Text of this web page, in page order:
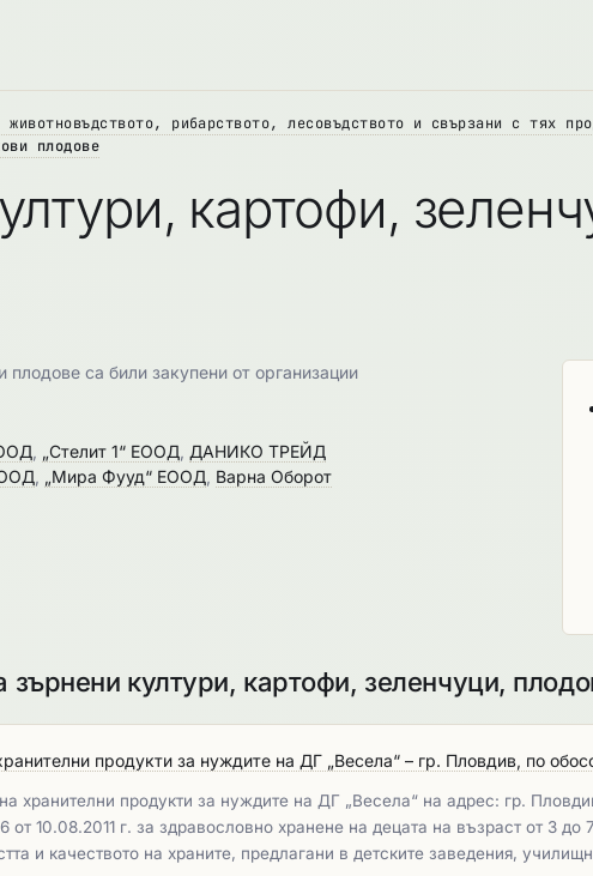
рибарството, лесовъдството и свързани с тях
плодове
картофи,
са били закупени от организации
„Стелит 1“ ЕООД ДАНИКО ТРЕЙД
„Мира Фууд“ ЕООД Варна Оборот
култури, картофи, зеленчуци,
продукти за нуждите на ДГ „Весела“ – гр. Пловдив, по
хранителни продукти за нуждите на ДГ „Весела“ на адрес: гр.
10.08.2011 г. за здравословно хранене на децата на възраст от 3
и качеството на храните, предлагани в детските заведения,